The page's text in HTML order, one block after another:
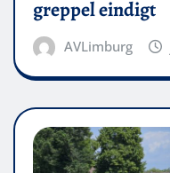
greppel eindigt
AVLimburg